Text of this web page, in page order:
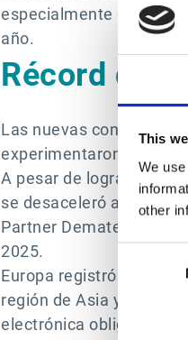
This
We
other
especialmente en el
año.
Récord de
Las nuevas
experimentaron un
A pesar de lograr un
se desaceleró a
Partner
2025.
Europa registró un
región de Asia y el
electrónica obligatoria